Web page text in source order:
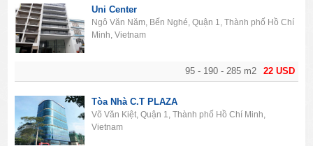
22 USD
95 - 190 - 285 m2
Uni Center
Ngô Văn Năm, Bến Nghé, Quận 1, Thành phố Hồ Chí
Minh, Vietnam
Tòa Nhà C.T PLAZA
Võ Văn Kiệt, Quận 1, Thành phố Hồ Chí Minh,
Vietnam